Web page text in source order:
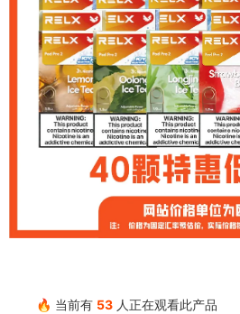
🔥 当前有 53 人正在观看此产品